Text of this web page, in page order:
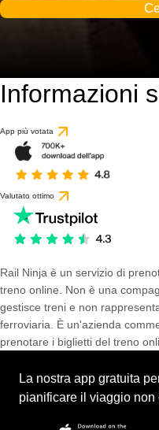
Informazioni
App più votata
Valutato ottimo
Rail Ninja è un servizio di
treno online. Non è una
gestisce treni e non
ferroviaria. È un'azienda
prenotare i biglietti del treno
La nostra app gratuita
pianificare il viaggio non